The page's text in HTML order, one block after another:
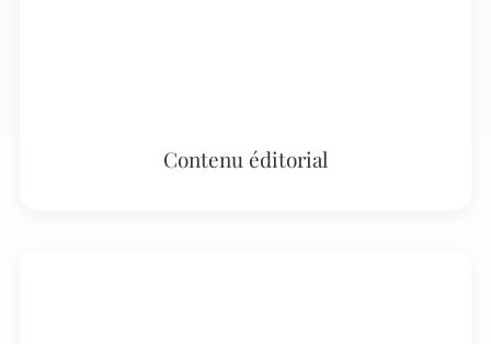
Contenu éditorial